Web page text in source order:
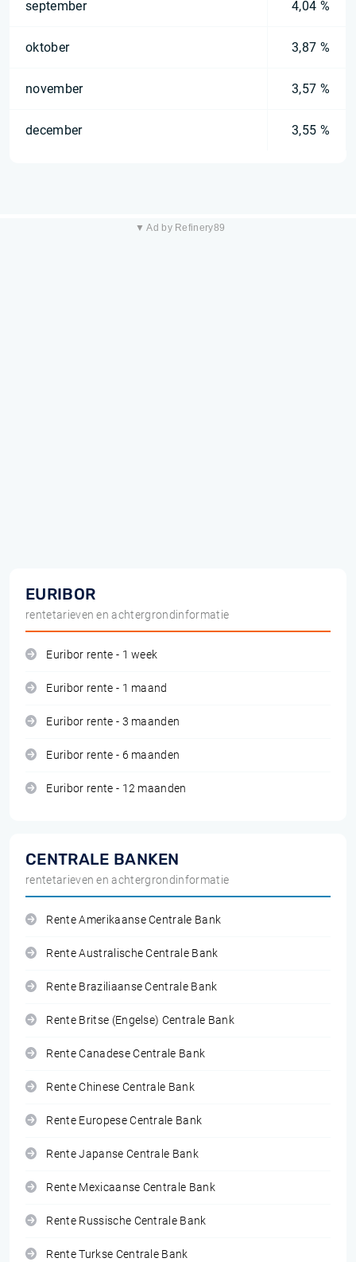
september 4,04 %
oktober 3,87 %
november 3,57 %
december 3,55 %
▼ Ad by Refinery89
EURIBOR
rentetarieven en achtergrondinformatie
Euribor rente - 1 week
Euribor rente - 1 maand
Euribor rente - 3 maanden
Euribor rente - 6 maanden
Euribor rente - 12 maanden
CENTRALE BANKEN
rentetarieven en achtergrondinformatie
Rente Amerikaanse Centrale Bank
Rente Australische Centrale Bank
Rente Braziliaanse Centrale Bank
Rente Britse (Engelse) Centrale Bank
Rente Canadese Centrale Bank
Rente Chinese Centrale Bank
Rente Europese Centrale Bank
Rente Japanse Centrale Bank
Rente Mexicaanse Centrale Bank
Rente Russische Centrale Bank
Rente Turkse Centrale Bank